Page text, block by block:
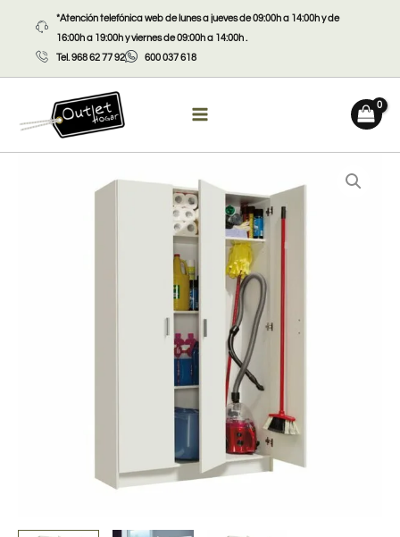
contenido
*Atención telefónica web de lunes a jueves de 09:00h a 14:00h y de
16:00h a 19:00h y viernes de 09:00h a 14:00h .
Tel. 968 62 77 92
600 037 618